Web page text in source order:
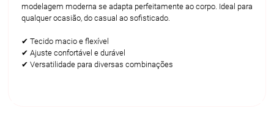
modelagem moderna se adapta perfeitamente ao corpo. Ideal para
qualquer ocasião, do casual ao sofisticado.
✔ Tecido macio e flexível
✔ Ajuste confortável e durável
✔ Versatilidade para diversas combinações